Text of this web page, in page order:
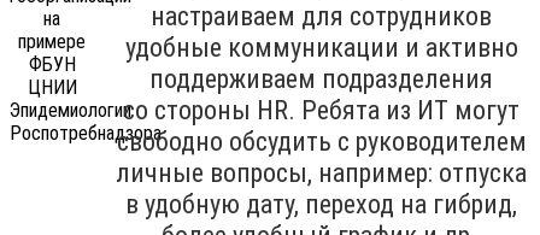
настраиваем для сотрудников
удобные коммуникации и активно
поддерживаем подразделения
со стороны HR. Ребята из ИТ могут
свободно обсудить с руководителем
личные вопросы, например: отпуска
в удобную дату, переход на гибрид,